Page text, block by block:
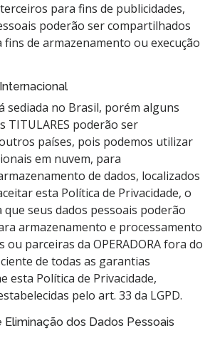
terceiros para fins de publicidades,
poderão ser compartilhados
de armazenamento ou execução
sediada no Brasil, porém alguns
TITULARES poderão ser
países, pois podemos utilizar
em nuvem, para
de dados, localizados
esta Política de Privacidade, o
que seus dados pessoais poderão
armazenamento e processamento
parceiras da OPERADORA fora do
de todas as garantias
esta Política de Privacidade,
pelo art. 33 da LGPD.
Eliminação dos Dados Pessoais